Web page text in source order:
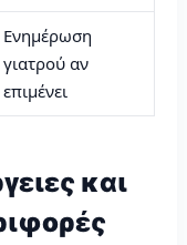
Ενημέρωση
γιατρού αν
επιμένει
και